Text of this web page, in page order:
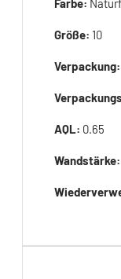
Farbe:
Größe: 10
Verpackung:
AQL: 0.65
Wandstärke: